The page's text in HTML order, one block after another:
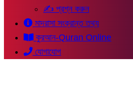
✍ প্রশ্ন করুন
মাদরাসা সংক্রান্ত তথ্য
কুরআন-Quran Online
যোগাযোগ